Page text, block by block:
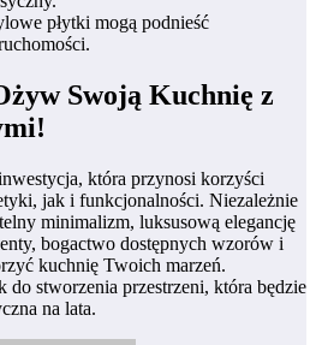
płytki mogą podnieść
Swoją Kuchnię z
która przynosi korzyści
jak i funkcjonalności. Niezależnie
minimalizm, luksusową elegancję
bogactwo dostępnych wzorów i
kuchnię Twoich marzeń.
do stworzenia przestrzeni, która będzie
na lata.